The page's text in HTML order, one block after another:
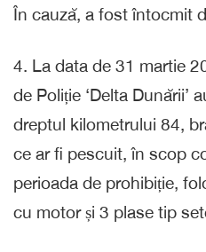
În cauză, a fost întocmit
4. La data de 31 martie
de Poliție ‘Delta Dunării’
dreptul kilometrului 84,
ce ar fi pescuit, în scop
perioada de prohibiție,
cu motor și 3 plase tip